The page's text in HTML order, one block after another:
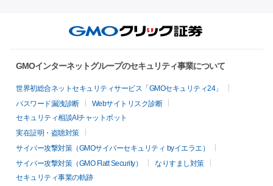
GMOインターネットグループのセキュリティ事業について
世界初総合ネットセキュリティサービス「GMOセキュリティ24」
パスワード漏洩診断
Webサイトリスク診断
セキュリティ相談AIチャットボット
実在証明・盗聴対策
サイバー攻撃対策（GMOサイバーセキュリティ byイエラエ）
サイバー攻撃対策（GMO Flatt Security）
なりすまし対策
セキュリティ事業の軌跡